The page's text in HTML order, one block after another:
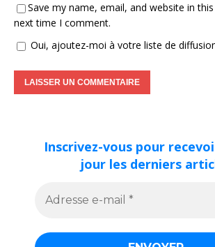
Save my name, email, and website in
next time I comment.
Oui, ajoutez-moi à votre liste de
Inscrivez-vous pour
jour les derniers